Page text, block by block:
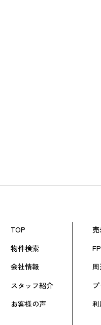
TOP
物件検索
会社情報
スタッフ紹介
お客様の声